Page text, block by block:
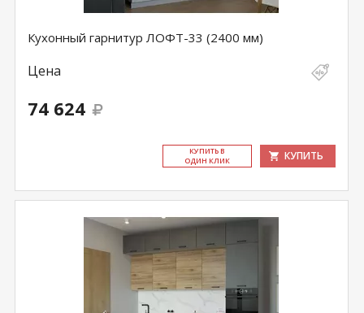
Кухонный гарнитур ЛОФТ-33 (2400 мм)
Цена
74 624
КУ­ПИТЬ В
ОДИН КЛИК
КУПИТЬ